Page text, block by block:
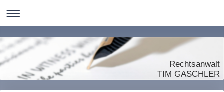
Rechtsanwalt
TIM GASCHLER